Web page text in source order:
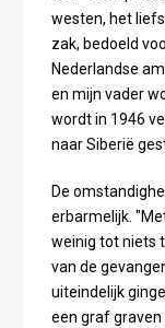
westen, het
zak, bedoeld
Nederlandse
en mijn vader
wordt in 1946
naar Siberië
De
erbarmelijk.
weinig tot niets
van de
uiteindelijk
een graf graven